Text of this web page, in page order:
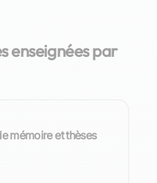
enseignées par
mémoire et thèses